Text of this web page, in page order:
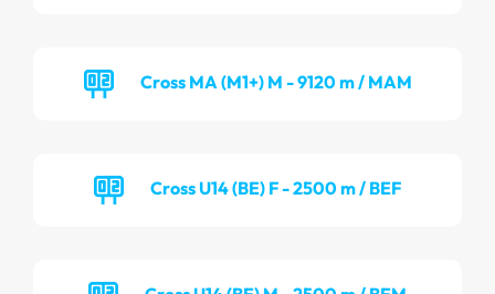
Cross MA (M1+) M - 9120 m / MAM
Cross U14 (BE) F - 2500 m / BEF